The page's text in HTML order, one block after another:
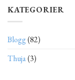
KATEGORIER
Blogg(82)
Thuja(3)